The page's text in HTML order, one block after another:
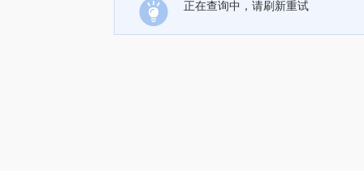
正在查询中，请刷新重试